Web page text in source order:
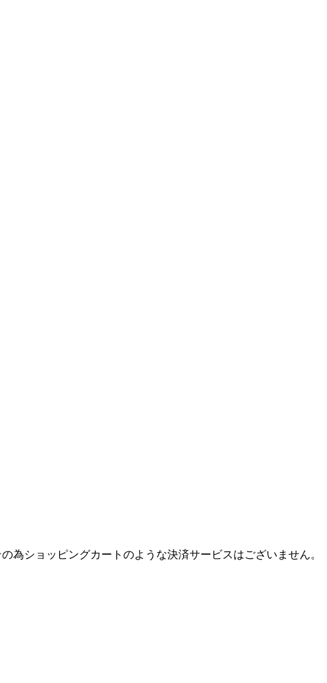
ショッピングカートのような決済サービスはございません。